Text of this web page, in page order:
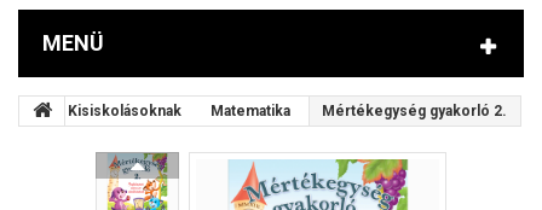
MENÜ
Kisiskolásoknak Matematika Mértékegység gyakorló 2.